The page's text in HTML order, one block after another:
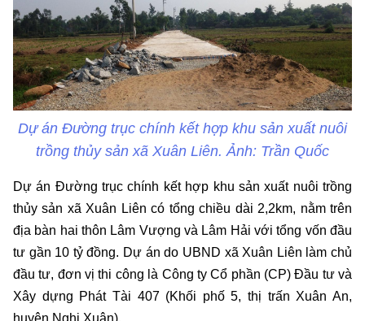
Dự án Đường trục chính kết hợp khu sản xuất nuôi
trồng thủy sản xã Xuân Liên. Ảnh: Trần Quốc
Dự án Đường trục chính kết hợp khu sản xuất nuôi trồng
thủy sản xã Xuân Liên có tổng chiều dài 2,2km, nằm trên
địa bàn hai thôn Lâm Vượng và Lâm Hải với tổng vốn đầu
tư gần 10 tỷ đồng. Dự án do UBND xã Xuân Liên làm chủ
đầu tư, đơn vị thi công là Công ty Cổ phần (CP) Đầu tư và
Xây dựng Phát Tài 407 (Khối phố 5, thị trấn Xuân An,
huyện Nghi Xuân).